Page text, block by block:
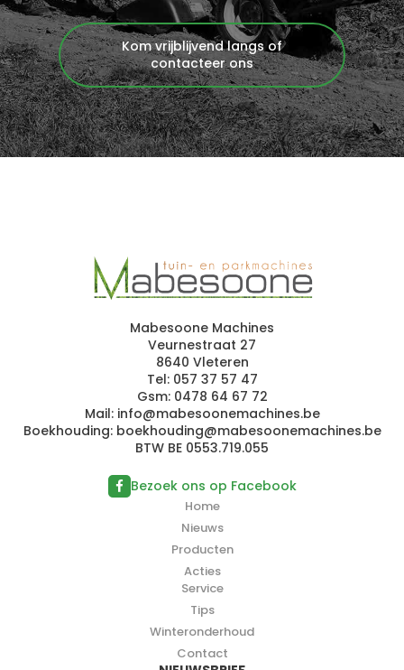
Kom vrijblijvend langs of
contacteer ons
Mabesoone Machines
Veurnestraat 27
8640 Vleteren
Tel: 057 37 57 47
Gsm: 0478 64 67 72
Mail: info@mabesoonemachines.be
Boekhouding: boekhouding@mabesoonemachines.be
BTW BE 0553.719.055
Bezoek ons op Facebook
Home
Nieuws
Producten
Acties
Service
Tips
Winteronderhoud
Contact